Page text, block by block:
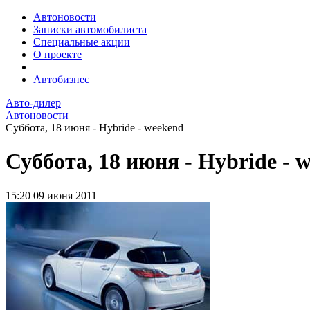
Автоновости
Записки автомобилиста
Специальные акции
О проекте
Автобизнес
Авто-дилер
Автоновости
Суббота, 18 июня - Hybride - weekend
Суббота, 18 июня - Hybride -
15:20 09 июня 2011